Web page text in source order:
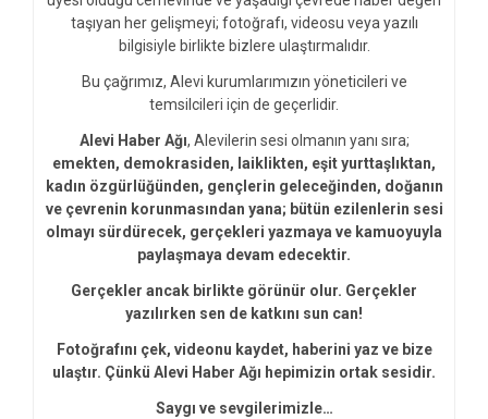
taşıyan her gelişmeyi; fotoğrafı, videosu veya yazılı
bilgisiyle birlikte bizlere ulaştırmalıdır.
Bu çağrımız, Alevi kurumlarımızın yöneticileri ve
temsilcileri için de geçerlidir.
Alevi Haber Ağı, Alevilerin sesi olmanın yanı sıra;
emekten, demokrasiden, laiklikten, eşit yurttaşlıktan,
kadın özgürlüğünden, gençlerin geleceğinden, doğanın
ve çevrenin korunmasından yana; bütün ezilenlerin sesi
olmayı sürdürecek, gerçekleri yazmaya ve kamuoyuyla
paylaşmaya devam edecektir.
Gerçekler ancak birlikte görünür olur. Gerçekler
yazılırken sen de katkını sun can!
Fotoğrafını çek, videonu kaydet, haberini yaz ve bize
ulaştır. Çünkü Alevi Haber Ağı hepimizin ortak sesidir.
Saygı ve sevgilerimizle…